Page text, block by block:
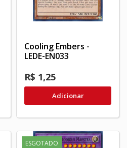
Cooling Embers -
LEDE-EN033
R$ 1,25
Adicionar
ESGOTADO